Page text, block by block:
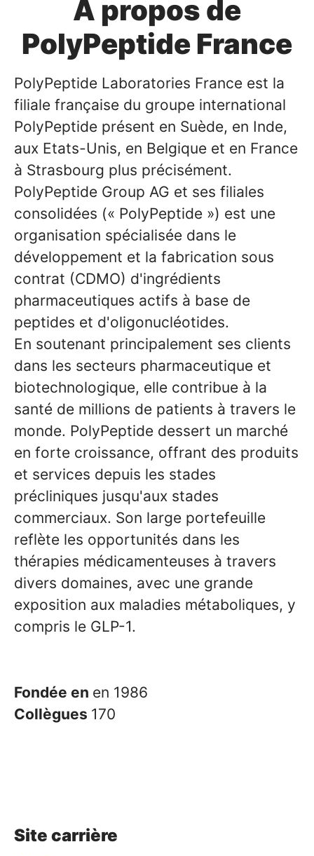
À propos de
PolyPeptide France
PolyPeptide Laboratories France est la
filiale française du groupe international
PolyPeptide présent en Suède, en Inde,
aux Etats-Unis, en Belgique et en France
à Strasbourg plus précisément.
PolyPeptide Group AG et ses filiales
consolidées (« PolyPeptide ») est une
organisation spécialisée dans le
développement et la fabrication sous
contrat (CDMO) d'ingrédients
pharmaceutiques actifs à base de
peptides et d'oligonucléotides.
En soutenant principalement ses clients
dans les secteurs pharmaceutique et
biotechnologique, elle contribue à la
santé de millions de patients à travers le
monde. PolyPeptide dessert un marché
en forte croissance, offrant des produits
et services depuis les stades
précliniques jusqu'aux stades
commerciaux. Son large portefeuille
reflète les opportunités dans les
thérapies médicamenteuses à travers
divers domaines, avec une grande
exposition aux maladies métaboliques, y
compris le GLP-1.
Fondée en en 1986
Collègues 170
Site carrière